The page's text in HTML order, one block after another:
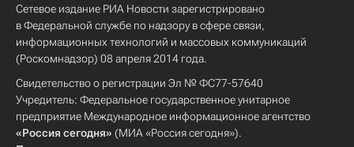
Сетевое издание РИА Новости зарегистрировано
в Федеральной службе по надзору в сфере связи,
информационных технологий и массовых коммуникаций
(Роскомнадзор) 08 апреля 2014 года.
Свидетельство о регистрации Эл № ФС77-57640
Учредитель: Федеральное государственное унитарное
предприятие Международное информационное агентство
«Россия сегодня» (МИА «Россия сегодня»).